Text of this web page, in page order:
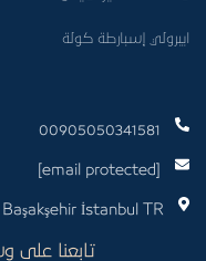
00905050341581
[email protected]
İstanbul TR
ايبرولي إسبارطة كولة
تابعنا على